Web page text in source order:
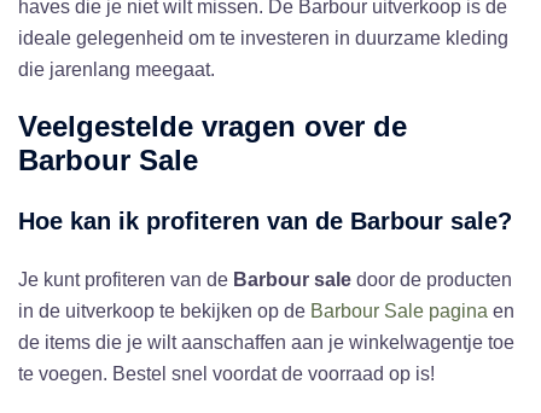
haves die je niet wilt missen. De Barbour uitverkoop is de
ideale gelegenheid om te investeren in duurzame kleding
die jarenlang meegaat.
Veelgestelde vragen over de
Barbour Sale
Hoe kan ik profiteren van de Barbour sale?
Je kunt profiteren van de Barbour sale door de producten
in de uitverkoop te bekijken op de Barbour Sale pagina en
de items die je wilt aanschaffen aan je winkelwagentje toe
te voegen. Bestel snel voordat de voorraad op is!